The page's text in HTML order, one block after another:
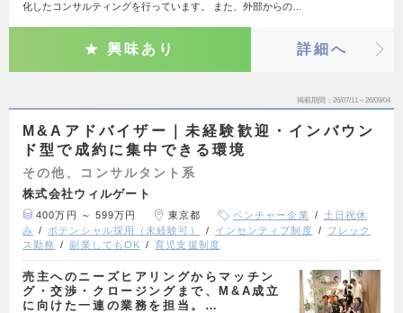
化したコンサルティングを行っています。 また、外部からの…
興味あり 詳細へ
掲載期間 26/07/11～26/09/04
M&Aアドバイザー｜未経験歓迎・インバウン
ド型で成約に集中できる環境
その他、コンサルタント系
株式会社ウィルゲート
400万円 ～ 599万円 東京都 ベンチャー企業
土日祝休
み
ポテンシャル採用（未経験可） インセンティブ制度
フレック
ス勤務
副業してもOK 育児支援制度
売主へのニーズヒアリングからマッチン
グ・交渉・クロージングまで、M&A成立
に向けた一連の業務を担当。…